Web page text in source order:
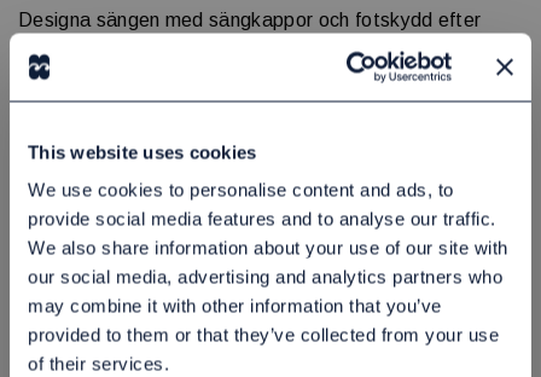
This website uses cookies
We use cookies to personalise content and ads, to
provide social media features and to analyse our traffic.
We also share information about your use of our site with
our social media, advertising and analytics partners who
may combine it with other information that you’ve
provided to them or that they’ve collected from your use
of their services.
Designa sängen med sängkappor och fotskydd efter
eget val
Minsta beställning: 5 st
Finns i lager
Exkl. moms: 1 150,00 kr
Lägg i varukorgen